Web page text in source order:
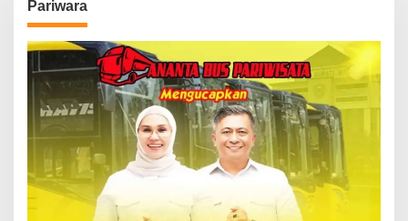
Pariwara